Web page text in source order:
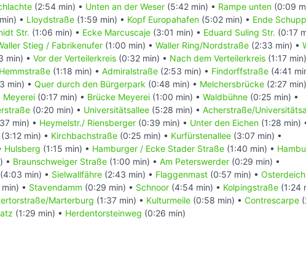
(2:54 min) • Unten an der Weser (5:42 min) • Rampe unten (0:09
• Lloydstraße (1:59 min) • Kopf Europahafen (5:02 min) • Ende
Str. (1:06 min) • Ecke Marcuscaje (3:01 min) • Eduard Suling Str. (0:17
Stieg / Fabrikenufer (1:00 min) • Waller Ring/Nordstraße (2:33 min) •
min) • Vor der Verteilerkreis (0:32 min) • Nach dem Verteilerkreis (1:17
Hemmstraße (1:18 min) • Admiralstraße (2:53 min) • Findorffstraße (4:41
min) • Quer durch den Bürgerpark (0:48 min) • Melchersbrücke (2:27
Meyerei (0:17 min) • Brücke Meyerei (1:00 min) • Waldbühne (0:25 min) •
(0:20 min) • Universitätsallee (5:28 min) • Acherstraße/
min) • Heymelstr./ Riensberger (0:39 min) • Unter den Eichen (1:28 min)
(3:12 min) • Kirchbachstraße (0:25 min) • Kurfürstenallee (3:07 min) •
Hulsberg (1:15 min) • Hamburger / Ecke Stader Straße (1:40 min) •
• Braunschweiger Straße (1:00 min) • Am Peterswerder (0:29 min) •
(4:03 min) • Sielwallfähre (2:43 min) • Flaggenmast (0:57 min) • Osterdeich
• Stavendamm (0:29 min) • Schnoor (4:54 min) • Kolpingstraße (1:24
Marterburg (1:37 min) • Kulturmeile (0:58 min) • Contrescarpe
(1:29 min) • Herdentorsteinweg (0:26 min)